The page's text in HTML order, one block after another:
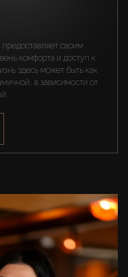
своим
комфорта и доступ к
здесь может быть как
в зависимости от